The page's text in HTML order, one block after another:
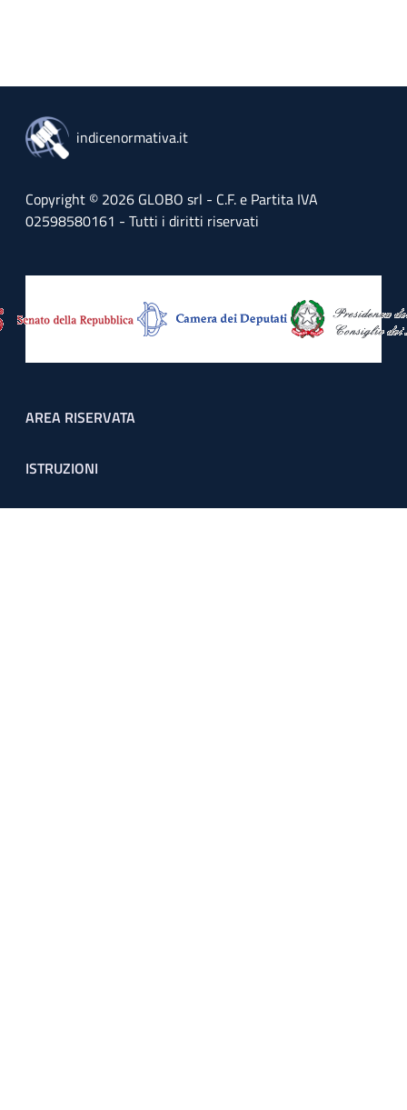
indicenormativa.it
Copyright © 2026 GLOBO srl - C.F. e Partita IVA
02598580161 - Tutti i diritti riservati
Footer menu
AREA RISERVATA
ISTRUZIONI